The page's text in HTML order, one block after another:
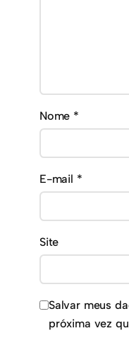
Nome *
E-mail *
Site
Salvar meus
próxima vez